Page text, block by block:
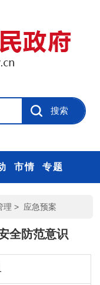
市情 专题
理 > 应急预案
全防范意识